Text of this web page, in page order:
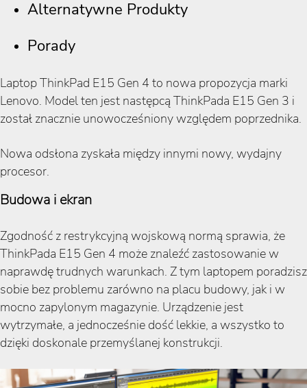
Alternatywne Produkty
Porady
Laptop ThinkPad E15 Gen 4 to nowa propozycja marki
Lenovo. Model ten jest następcą ThinkPada E15 Gen 3 i
został znacznie unowocześniony względem poprzednika.
Nowa odsłona zyskała między innymi nowy, wydajny
procesor.
Budowa i ekran
Zgodność z restrykcyjną wojskową normą sprawia, że
ThinkPada E15 Gen 4 może znaleźć zastosowanie w
naprawdę trudnych warunkach. Z tym laptopem poradzisz
sobie bez problemu zarówno na placu budowy, jak i w
mocno zapylonym magazynie. Urządzenie jest
wytrzymałe, a jednocześnie dość lekkie, a wszystko to
dzięki doskonale przemyślanej konstrukcji.